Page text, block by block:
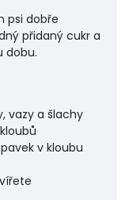
psi dobře
přidaný cukr a
dobu.
vazy a šlachy
v kloubu